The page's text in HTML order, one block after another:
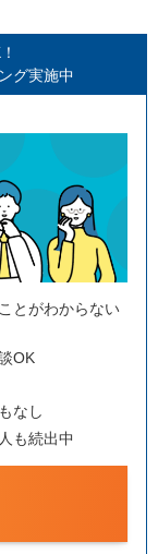
グ実施中
とがわからない
OK
なし
も続出中